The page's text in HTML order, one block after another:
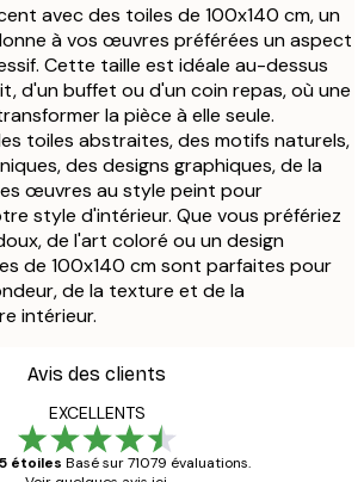
avec des toiles de 100x140 cm, un
à vos œuvres préférées un aspect
Cette taille est idéale au-dessus
d'un buffet ou d'un coin repas, où une
la pièce à elle seule.
toiles abstraites, des motifs naturels,
des designs graphiques, de la
œuvres au style peint pour
style d'intérieur. Que vous préfériez
de l'art coloré ou un design
de 100x140 cm sont parfaites pour
de la texture et de la
intérieur.
Avis des clients
EXCELLENTS
étoiles Basé sur 71079 évaluations.